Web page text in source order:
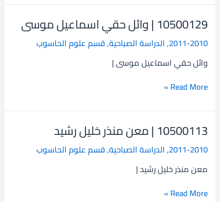
10500129 | وائل حقي اسماعيل موسى
2011-2010
, الدراسة الصباحية,قسم علوم الحاسوب
وائل حقي اسماعيل موسى |
10500129
وائل
حقي
اسماعيل
موسى
Read More »
10500113 | معن منذر خليل رشيد
2011-2010
, الدراسة الصباحية,قسم علوم الحاسوب
معن منذر خليل رشيد |
10500113
معن
منذر
خليل
رشيد
Read More »